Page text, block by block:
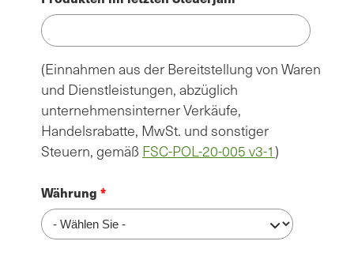
(Einnahmen aus der Bereitstellung von Waren
und Dienstleistungen, abzüglich
unternehmensinterner Verkäufe,
Handelsrabatte, MwSt. und sonstiger
Steuern, gemäß FSC-POL-20-005 v3-1)
Währung